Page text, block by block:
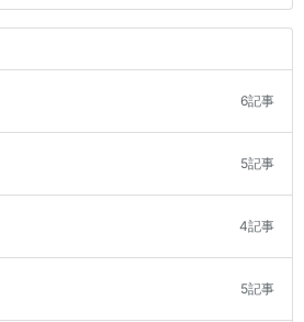
6記事
5記事
4記事
5記事